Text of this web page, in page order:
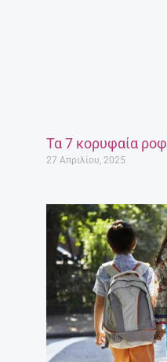
Τα 7 κορυφαία
27 Απριλίου, 2025